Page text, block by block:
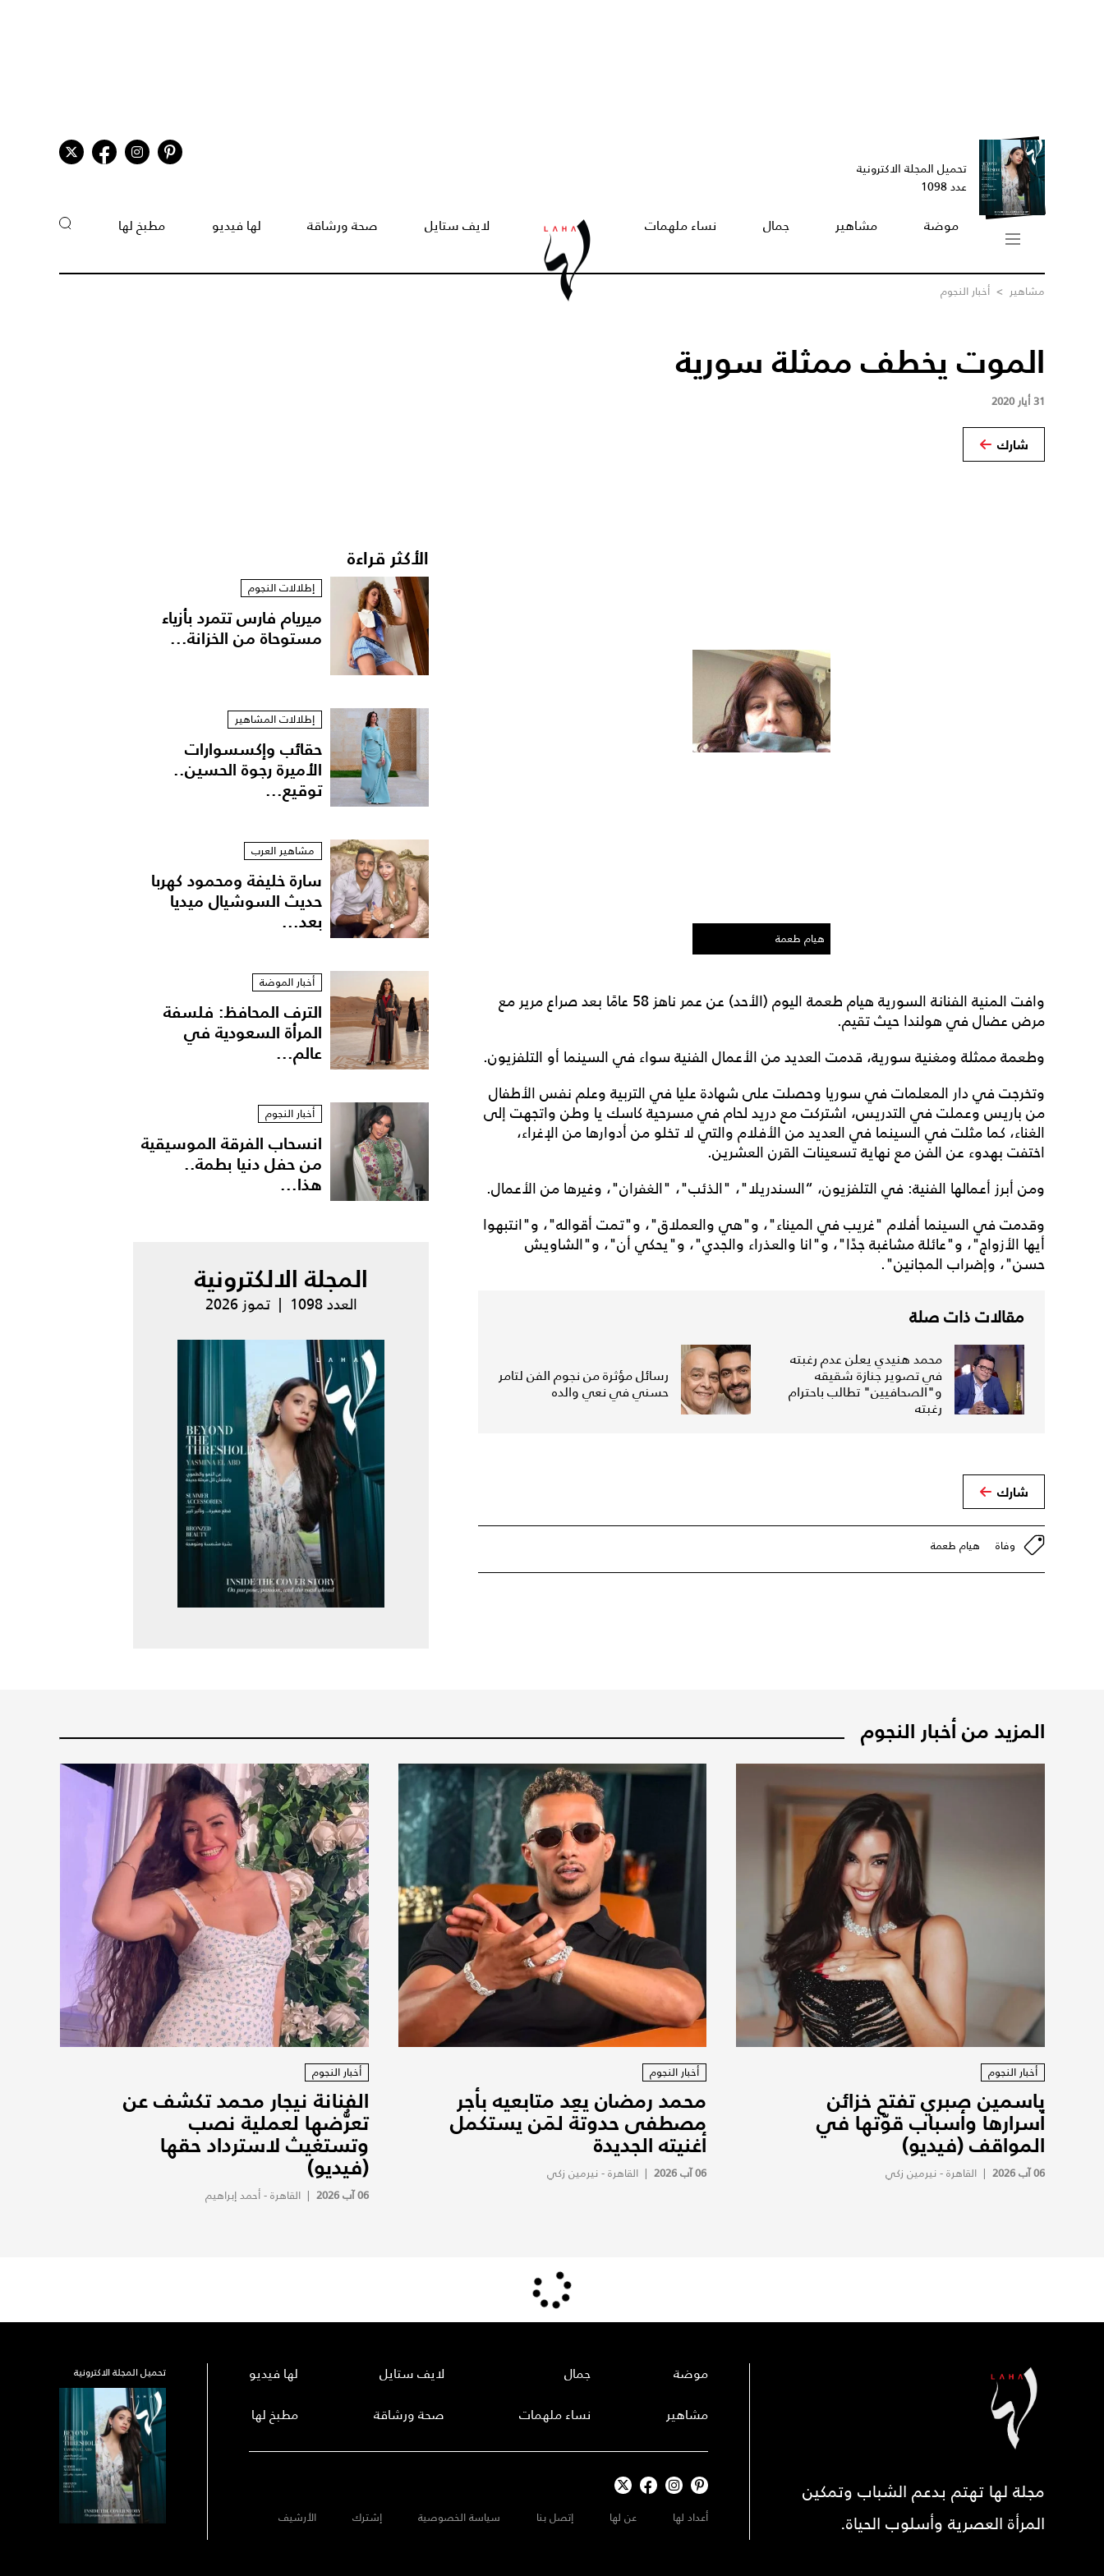
تحميل المجلة الاكترونية
عدد 1098
موضة مشاهير جمال نساء ملهمات لايف ستايل صحة ورشاقة لها فيديو مطبخ لها
مشاهير > أخبار النجوم
الموت يخطف ممثلة سورية
31 أيار 2020
شارك
هيام طعمة
وافت المنية الفنانة السورية هيام طعمة اليوم (الأحد) عن عمر ناهز 58 عامًا بعد صراع مرير مع
مرض عضال في هولندا حيث تقيم.
وطعمة ممثلة ومغنية سورية، قدمت العديد من الأعمال الفنية سواء في السينما أو التلفزيون.
وتخرجت في دار المعلمات في سوريا وحصلت على شهادة عليا في التربية وعلم نفس الأطفال
من باريس وعملت في التدريس، اشتركت مع دريد لحام في مسرحية كاسك يا وطن واتجهت إلى
الغناء، كما مثلت في السينما في العديد من الأفلام والتي لا تخلو من أدوارها من الإغراء،
اختفت بهدوء عن الفن مع نهاية تسعينات القرن العشرين.
ومن أبرز أعمالها الفنية: في التلفزيون، “السندريلا"، "الذئب"، "الغفران"، وغيرها من الأعمال.
وقدمت في السينما أفلام "غريب في الميناء"، و"هي والعملاق"، و"تمت أقواله"، و"انتبهوا
أيها الأزواج"، و"عائلة مشاغبة جدًا"، و"انا والعذراء والجدي"، و"يحكي أن"، و"الشاويش
حسن"، وإضراب المجانين".
مقالات ذات صلة
محمد هنيدي يعلن عدم رغبته
في تصوير جنازة شقيقه
و"الصحافيين" تطالب باحترام
رغبته
رسائل مؤثرة من نجوم الفن لتامر
حسني في نعي والده
شارك
وفاة هيام طعمة
الأكثر قراءة
إطلالات النجوم
ميريام فارس تتمرد بأزياء
مستوحاة من الخزانة...
إطلالات المشاهير
حقائب وإكسسوارات
الأميرة رجوة الحسين..
توقيع...
مشاهير العرب
سارة خليفة ومحمود كهربا
حديث السوشيال ميديا
بعد...
أخبار الموضة
الترف المحافظ: فلسفة
المرأة السعودية في
عالم...
أخبار النجوم
انسحاب الفرقة الموسيقية
من حفل دنيا بطمة..
هذا...
المجلة الالكترونية
العدد 1098 | تموز 2026
المزيد من أخبار النجوم
أخبار النجوم
ياسمين صبري تفتح خزائن
أسرارها وأسباب قوّتها في
المواقف (فيديو)
06 آب 2026 | القاهرة - نيرمين زكي
أخبار النجوم
محمد رمضان يعِد متابعيه بأجر
مصطفى حدوتة لمَن يستكمل
أغنيته الجديدة
06 آب 2026 | القاهرة - نيرمين زكي
أخبار النجوم
الفنانة نيجار محمد تكشف عن
تعرُّضها لعملية نصب
وتستغيث لاسترداد حقها
(فيديو)
06 آب 2026 |القاهرة - أحمد إبراهيم
مجلة لها تهتم بدعم الشباب وتمكين
المرأة العصرية وأسلوب الحياة.
موضة
مشاهير
جمال
نساء ملهمات
لايف ستايل
صحة ورشاقة
لها فيديو
مطبخ لها
أعداد لها عن لها إتصل بنا سياسة الخصوصية إشترك الأرشيف
تحميل المجلة الاكترونية